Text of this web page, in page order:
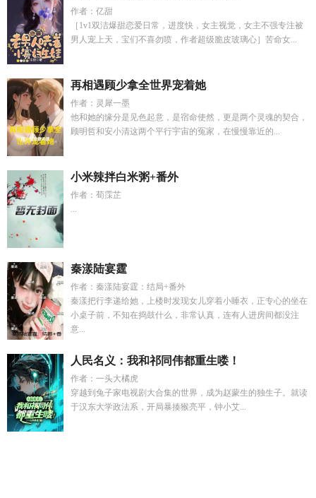
作者：亿甜
［1v1双洁爆甜恋爱日常，进度快，女主视觉，女主不强专注被
男人宠上天，宝们不喜勿喷，作者超级脆皮玻璃心］苦命女...
再相遇顾少拿全世界宠着她
作者：灵犀一墨
他和她的缘分是见色起意，是宿命使然，更是两个灵魂的契合，
顾明哲和安小清这两个平行宇宙的冤家，在慢慢靠近的...
小米辣拌白米粥+番外
作者：荀霂芷
...
秦漾陆宴霆
作者：秦漾陆宴霆：结局+番外
秦漾把行李递给她，上楼时发现女儿穿着小睡衣，正专心的坐在
小桌子前，不知在捣鼓什么，非常认真，连有人进房间都没注
意...
人民名义：我和祁同伟都重生喽！
作者：一头大橘虎
穿越到兔子家电视剧大合集的世界，成为赵蒙生的独生子。就读
于汉东大学政法系，开局暴揍猴亮平，钟小艾...